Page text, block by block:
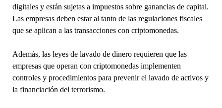
digitales y están sujetas a impuestos sobre ganancias de capital.
Las empresas deben estar al tanto de las regulaciones fiscales
que se aplican a las transacciones con criptomonedas.
Además, las leyes de lavado de dinero requieren que las
empresas que operan con criptomonedas implementen
controles y procedimientos para prevenir el lavado de activos y
la financiación del terrorismo.